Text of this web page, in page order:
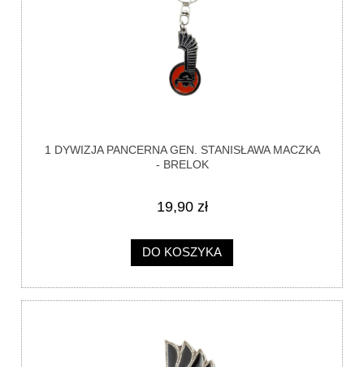
1 DYWIZJA PANCERNA GEN. STANISŁAWA MACZKA
- BRELOK
19,90 zł
DO KOSZYKA